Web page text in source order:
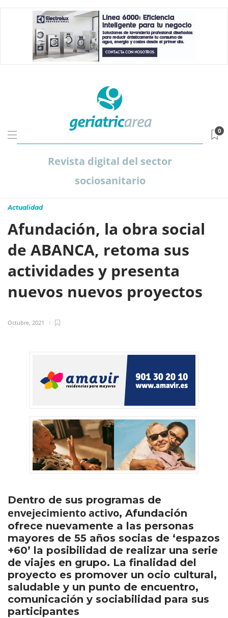
Revista digital del sector
sociosanitario
0
Actualidad
Afundación, la obra social
de ABANCA, retoma sus
actividades y presenta
nuevos nuevos proyectos
Octubre, 2021
Dentro de sus programas de
envejecimiento activo, Afundación
ofrece nuevamente a las personas
mayores de 55 años socias de ‘espazos
+60’ la posibilidad de realizar una serie
de viajes en grupo. La finalidad del
proyecto es promover un ocio cultural,
saludable y un punto de encuentro,
comunicación y sociabilidad para sus
participantes